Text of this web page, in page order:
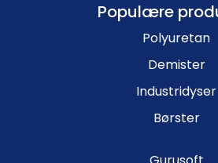
Populære
Polyuretan
Demister
Industridyser
Børster